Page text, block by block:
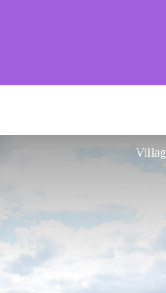
Buëch